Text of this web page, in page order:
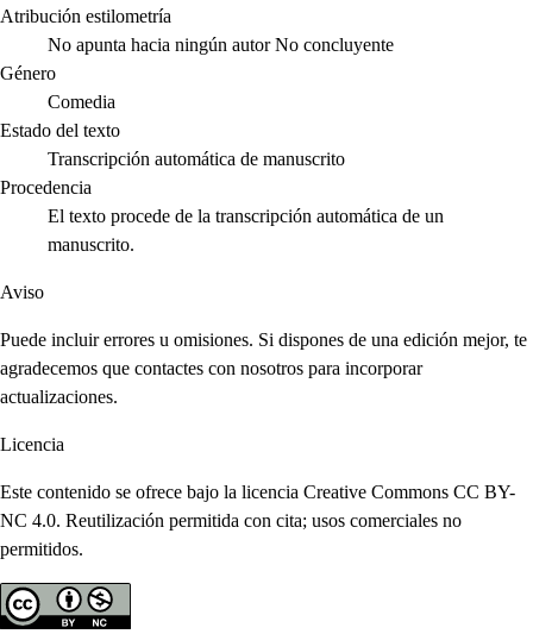
Atribución estilometría
No apunta hacia ningún autor No concluyente
Género
Comedia
Estado del texto
Transcripción automática de manuscrito
Procedencia
El texto procede de la transcripción automática de un
manuscrito.
Aviso
Puede incluir errores u omisiones. Si dispones de una edición mejor, te
agradecemos que contactes con nosotros para incorporar
actualizaciones.
Licencia
Este contenido se ofrece bajo la licencia Creative Commons CC BY-
NC 4.0. Reutilización permitida con cita; usos comerciales no
permitidos.